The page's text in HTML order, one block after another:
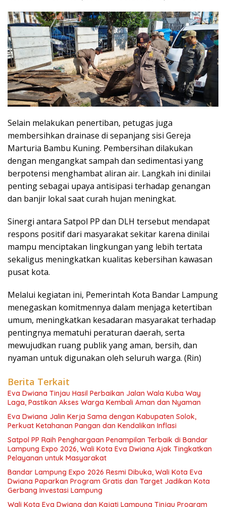
Selain melakukan penertiban, petugas juga
membersihkan drainase di sepanjang sisi Gereja
Marturia Bambu Kuning. Pembersihan dilakukan
dengan mengangkat sampah dan sedimentasi yang
berpotensi menghambat aliran air. Langkah ini dinilai
penting sebagai upaya antisipasi terhadap genangan
dan banjir lokal saat curah hujan meningkat.
Sinergi antara Satpol PP dan DLH tersebut mendapat
respons positif dari masyarakat sekitar karena dinilai
mampu menciptakan lingkungan yang lebih tertata
sekaligus meningkatkan kualitas kebersihan kawasan
pusat kota.
Melalui kegiatan ini, Pemerintah Kota Bandar Lampung
menegaskan komitmennya dalam menjaga ketertiban
umum, meningkatkan kesadaran masyarakat terhadap
pentingnya mematuhi peraturan daerah, serta
mewujudkan ruang publik yang aman, bersih, dan
nyaman untuk digunakan oleh seluruh warga. (Rin)
Berita Terkait
Eva Dwiana Tinjau Hasil Perbaikan Jalan Wala Kuba Way
Laga, Pastikan Akses Warga Kembali Aman dan Nyaman
Eva Dwiana Jalin Kerja Sama dengan Kabupaten Solok,
Perkuat Ketahanan Pangan dan Kendalikan Inflasi
Satpol PP Raih Penghargaan Penampilan Terbaik di Bandar
Lampung Expo 2026, Wali Kota Eva Dwiana Ajak Tingkatkan
Pelayanan untuk Masyarakat
Bandar Lampung Expo 2026 Resmi Dibuka, Wali Kota Eva
Dwiana Paparkan Program Gratis dan Target Jadikan Kota
Gerbang Investasi Lampung
Wali Kota Eva Dwiana dan Kajati Lampung Tinjau Program